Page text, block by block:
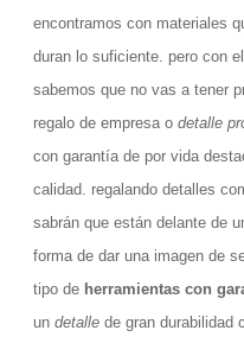
encontramos con materiales
duran lo suficiente. pero con
sabemos que no vas a tener
regalo de empresa o detalle
con garantía de por vida
calidad. regalando detalles
sabrán que están delante de
forma de dar una imagen de
tipo de herramientas con
un detalle de gran durabilidad